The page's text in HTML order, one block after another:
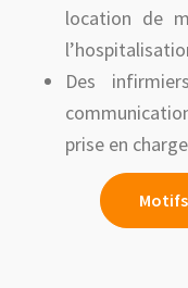
location de
Des
prise en
Motifs